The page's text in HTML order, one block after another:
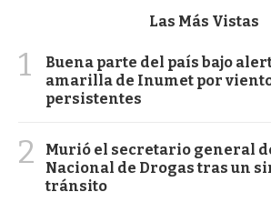
Las Más Vistas
1
Buena parte del país bajo
amarilla de Inumet por
persistentes
2
Murió el secretario general
Nacional de Drogas tras un
tránsito